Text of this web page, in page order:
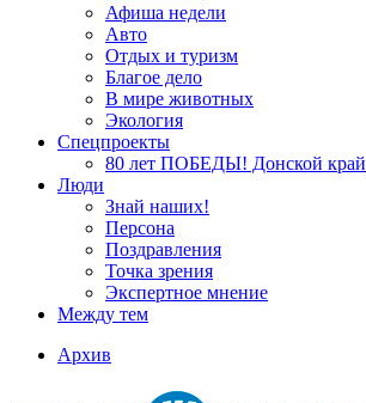
Афиша недели
Авто
Отдых и туризм
Благое дело
В мире животных
Экология
Спецпроекты
80 лет ПОБЕДЫ! Донской край
Люди
Знай наших!
Персона
Поздравления
Точка зрения
Экспертное мнение
Между тем
Архив